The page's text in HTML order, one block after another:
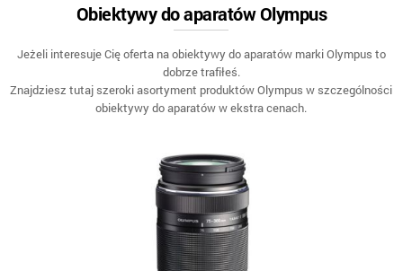
Obiektywy do aparatów Olympus
Jeżeli interesuje Cię oferta na obiektywy do aparatów marki Olympus to
dobrze trafiłeś.
Znajdziesz tutaj szeroki asortyment produktów Olympus w szczególności
obiektywy do aparatów w ekstra cenach.